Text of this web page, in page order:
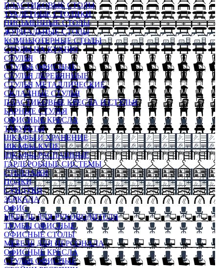
ПЛАСТИКОВЫЕ СТОЛЫ
ТУАЛЕТНЫЕ СТОЛИКИ
ПИСЬМЕННЫЕ СТОЛЫ
ЖУРНАЛЬНЫЕ СТОЛЫ
КОМПЬЮТЕРНЫЕ СТОЛЫ
СТОЛЫ НА КУХНЮ
СТУЛЬЯ
СТУЛЬЯ ОФИСНЫЕ
СТУЛЬЯ ДЕРЕВЯННЫЕ
СТУЛЬЯ МЕТАЛЛИЧЕСКИЕ
СКЛАДНЫЕ СТУЛЬЯ
ПЛАСТИКОВЫЕ КРЕСЛА И СТУЛЬЯ
БАРНЫЕ СТУЛЬЯ
ОФИСНЫЕ КРЕСЛА
ТАБУРЕТЫ
ШКАФЫ И ХРАНЕНИЕ
ШКАФЫ-КУПЕ
ШКАФЫ-РАСПАШНЫЕ
ГАРДЕРОБНЫЕ СИСТЕМЫ
СТЕЛЛАЖИ
ПОЛКИ
СУНДУКИ
ЗЕРКАЛА
ОФИС
МЕБЕЛЬ ДЛЯ РУКОВОДИТЕЛЯ
ТУМБЫ ОФИСНЫЕ
ОФИСНЫЕ СТОЛЫ
МЕБЕЛЬ ДЛЯ ПЕРСОНАЛА
ОФИСНЫЕ КРЕСЛА
СТУЛЬЯ ОФИСНЫЕ